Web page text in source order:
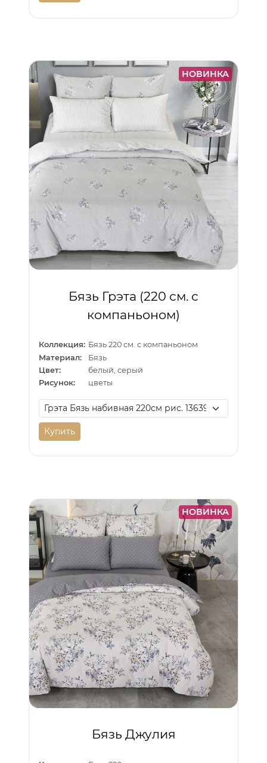
НОВИНКА
Бязь Грэта (220 см. с
компаньоном)
Коллекция: Бязь 220 см. с компаньоном
Материал:
Бязь
Цвет:
белый, серый
Рисунок:
цветы
Купить
НОВИНКА
Бязь Джулия